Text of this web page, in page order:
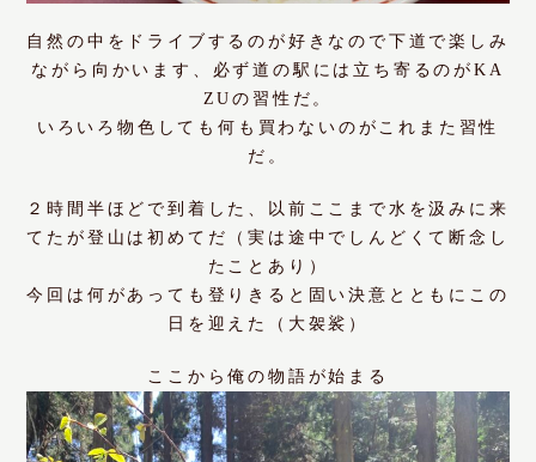
自然の中をドライブするのが好きなので下道で楽しみ
ながら向かいます、必ず道の駅には立ち寄るのがKA
ZUの習性だ。
いろいろ物色しても何も買わないのがこれまた習性
だ。
２時間半ほどで到着した、以前ここまで水を汲みに来
てたが登山は初めてだ（実は途中でしんどくて断念し
たことあり）
今回は何があっても登りきると固い決意とともにこの
日を迎えた（大袈裟）
ここから俺の物語が始まる